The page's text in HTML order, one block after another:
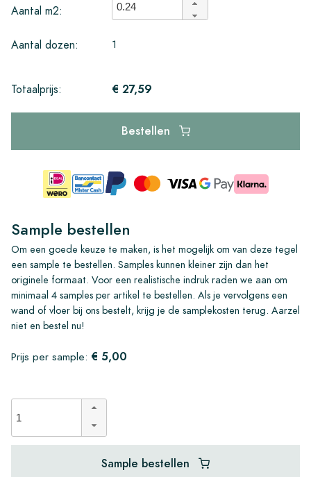
Aantal m2:
Aantal dozen: 1
Totaalprijs: € 27,59
Bestellen
Sample bestellen
Om een goede keuze te maken, is het mogelijk om van deze tegel
een sample te bestellen. Samples kunnen kleiner zijn dan het
originele formaat. Voor een realistische indruk raden we aan om
minimaal 4 samples per artikel te bestellen. Als je vervolgens een
wand of vloer bij ons bestelt, krijg je de samplekosten terug. Aarzel
niet en bestel nu!
Prijs per sample: € 5,00
Sample bestellen